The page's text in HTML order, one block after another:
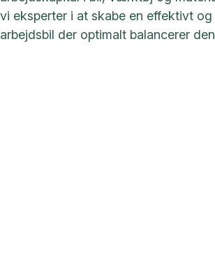
vi eksperter i at skabe en effektivt
arbejdsbil der optimalt balancerer